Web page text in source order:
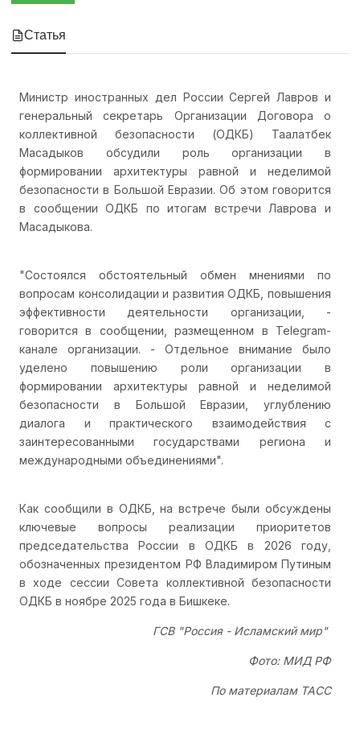
Статья
Министр иностранных дел России Сергей Лавров и
генеральный секретарь Организации Договора о
коллективной безопасности (ОДКБ) Таалатбек
Масадыков обсудили роль организации в
формировании архитектуры равной и неделимой
безопасности в Большой Евразии. Об этом говорится
в сообщении ОДКБ по итогам встречи Лаврова и
Масадыкова.
"Состоялся обстоятельный обмен мнениями по
вопросам консолидации и развития ОДКБ, повышения
эффективности деятельности организации, -
говорится в сообщении, размещенном в Telegram-
канале организации. - Отдельное внимание было
уделено повышению роли организации в
формировании архитектуры равной и неделимой
безопасности в Большой Евразии, углублению
диалога и практического взаимодействия с
заинтересованными государствами региона и
международными объединениями".
Как сообщили в ОДКБ, на встрече были обсуждены
ключевые вопросы реализации приоритетов
председательства России в ОДКБ в 2026 году,
обозначенных президентом РФ Владимиром Путиным
в ходе сессии Совета коллективной безопасности
ОДКБ в ноябре 2025 года в Бишкеке.
ГСВ "Россия - Исламский мир"
Фото: МИД РФ
По материалам ТАСС